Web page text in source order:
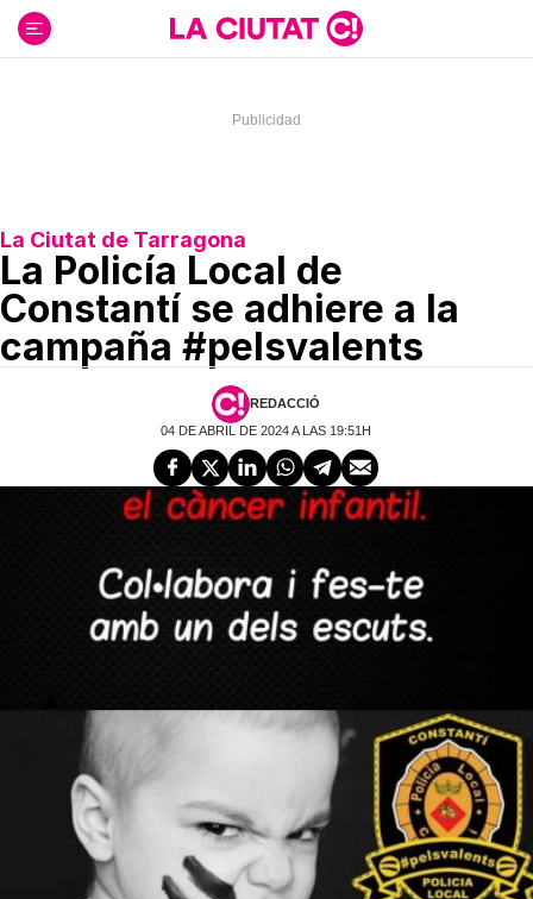
contenido
La Ciutat de Tarragona
La Policía Local de
Constantí se adhiere a la
campaña #pelsvalents
REDACCIÓ
04 DE ABRIL DE 2024 A LAS 19:51H